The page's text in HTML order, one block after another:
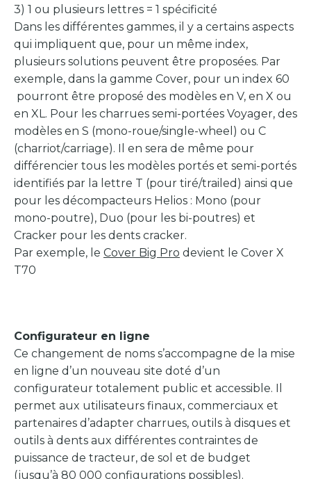
3) 1 ou plusieurs lettres = 1 spécificité
Dans les différentes gammes, il y a certains aspects
qui impliquent que, pour un même index,
plusieurs solutions peuvent être proposées. Par
exemple, dans la gamme Cover, pour un index 60
pourront être proposé des modèles en V, en X ou
en XL. Pour les charrues semi-portées Voyager, des
modèles en S (mono-roue/single-wheel) ou C
(charriot/carriage). Il en sera de même pour
différencier tous les modèles portés et semi-portés
identifiés par la lettre T (pour tiré/trailed) ainsi que
pour les décompacteurs Helios : Mono (pour
mono-poutre), Duo (pour les bi-poutres) et
Cracker pour les dents cracker.
Par exemple, le Cover Big Pro devient le Cover X
T70
Configurateur en ligne
Ce changement de noms s’accompagne de la mise
en ligne d’un nouveau site doté d’un
configurateur totalement public et accessible. Il
permet aux utilisateurs finaux, commerciaux et
partenaires d’adapter charrues, outils à disques et
outils à dents aux différentes contraintes de
puissance de tracteur, de sol et de budget
(jusqu’à 80 000 configurations possibles).